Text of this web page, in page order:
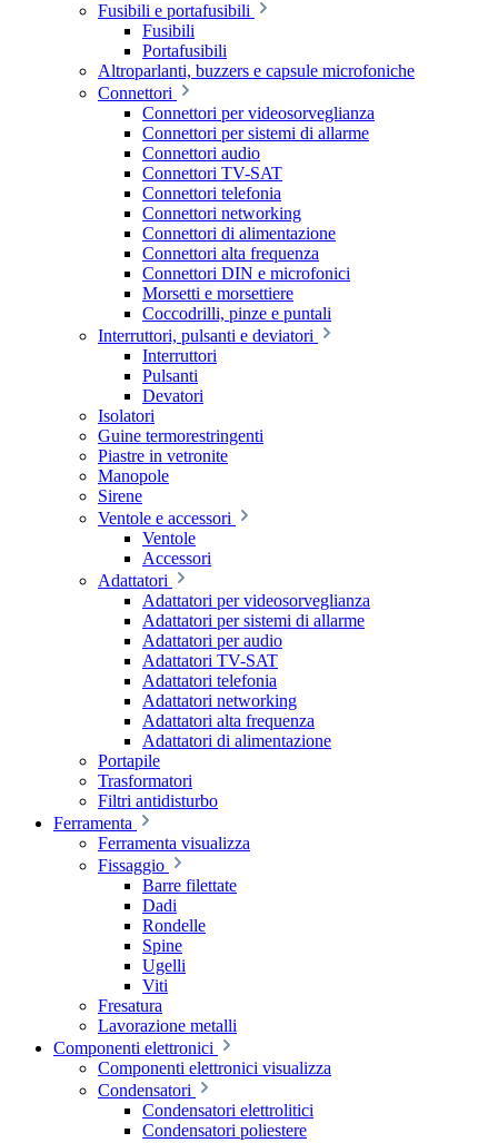
Fusibili e portafusibili
Fusibili
Portafusibili
Altroparlanti, buzzers e capsule microfoniche
Connettori
Connettori per videosorveglianza
Connettori per sistemi di allarme
Connettori audio
Connettori TV-SAT
Connettori telefonia
Connettori networking
Connettori di alimentazione
Connettori alta frequenza
Connettori DIN e microfonici
Morsetti e morsettiere
Coccodrilli, pinze e puntali
Interruttori, pulsanti e deviatori
Interruttori
Pulsanti
Devatori
Isolatori
Guine termorestringenti
Piastre in vetronite
Manopole
Sirene
Ventole e accessori
Ventole
Accessori
Adattatori
Adattatori per videosorveglianza
Adattatori per sistemi di allarme
Adattatori per audio
Adattatori TV-SAT
Adattatori telefonia
Adattatori networking
Adattatori alta frequenza
Adattatori di alimentazione
Portapile
Trasformatori
Filtri antidisturbo
Ferramenta
Ferramenta visualizza
Fissaggio
Barre filettate
Dadi
Rondelle
Spine
Ugelli
Viti
Fresatura
Lavorazione metalli
Componenti elettronici
Componenti elettronici visualizza
Condensatori
Condensatori elettrolitici
Condensatori poliestere